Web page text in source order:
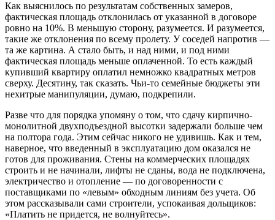
Как выяснилось по результатам собственных замеров,
фактическая площадь отклонилась от указанной в договоре
ровно на 10%. В меньшую сторону, разумеется. И разумеется,
такие же отклонения по всему пролету. У соседей напротив —
та же картина. А стало быть, и над ними, и под ними
фактическая площадь меньше оплаченной. То есть каждый
купивший квартиру оплатил немножко квадратных метров
сверху. Десятину, так сказать. Чьи-то семейные бюджеты эти
нехитрые манипуляции, думаю, подкрепили.
Разве что для порядка упомяну о том, что сдачу кирпично-
монолитной двухподъездной высотки задержали больше чем
на полтора года. Этим сейчас никого не удивишь. Как и тем,
наверное, что введенный в эксплуатацию дом оказался не
готов для проживания. Стены на коммерческих площадях
строить и не начинали, лифты не сданы, вода не подключена,
электричество и отопление — по договоренности с
поставщиками по «левым» обходным линиям без учета. Об
этом рассказывали сами строители, успокаивая дольщиков:
«Платить не придется, не волнуйтесь».